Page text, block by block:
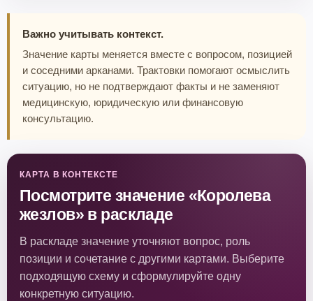
Важно учитывать контекст.
Значение карты меняется вместе с вопросом, позицией
и соседними арканами. Трактовки помогают осмыслить
ситуацию, но не подтверждают факты и не заменяют
медицинскую, юридическую или финансовую
консультацию.
КАРТА В КОНТЕКСТЕ
Посмотрите значение «Королева
жезлов» в раскладе
В раскладе значение уточняют вопрос, роль
позиции и сочетание с другими картами. Выберите
подходящую схему и сформулируйте одну
конкретную ситуацию.